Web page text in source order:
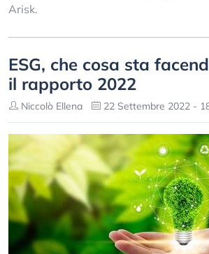
Arisk.
ESG, che cosa sta
il rapporto 2022
Niccolò Ellena 22 Settembre 2022 -